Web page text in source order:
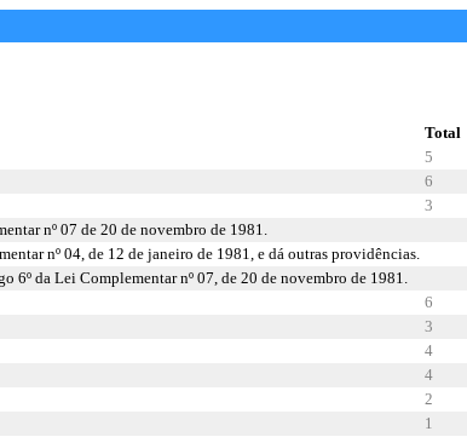
Total
5
6
3
nº 07 de 20 de novembro de 1981.
nº 04, de 12 de janeiro de 1981, e dá outras providências.
6º da Lei Complementar nº 07, de 20 de novembro de 1981.
6
3
4
4
2
1